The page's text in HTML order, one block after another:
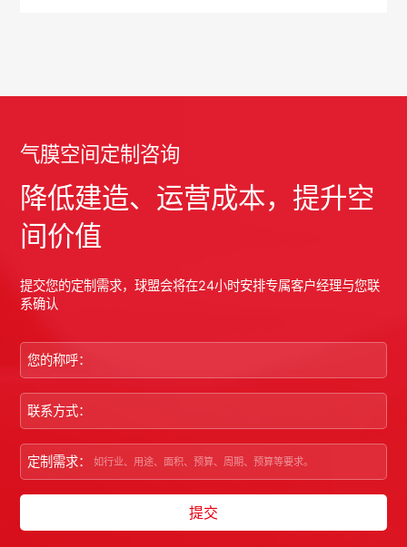
气膜空间定制咨询
降低建造、运营成本，提升空
间价值
提交您的定制需求，球盟会将在24小时安排专属客户经理与您联
系确认
您的称呼：
联系方式：
定制需求：
提交